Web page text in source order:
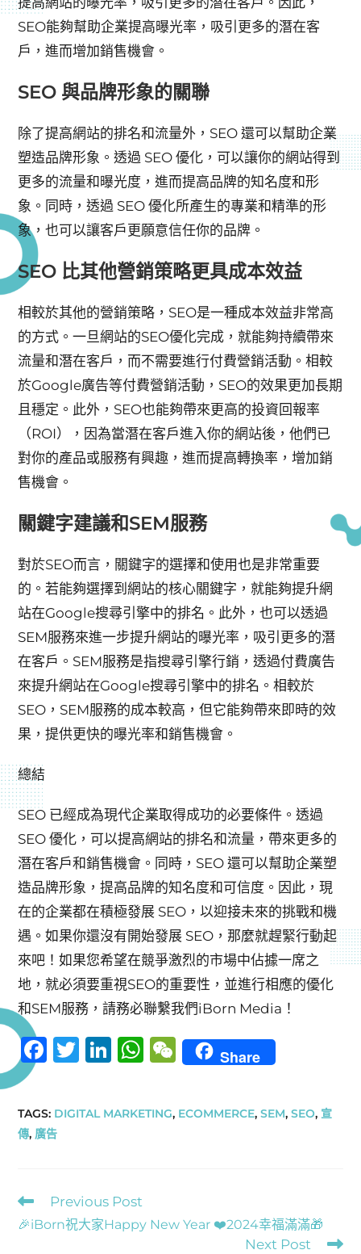
SEO能夠幫助企業提高曝光率，吸引更多的潛在客
戶，進而增加銷售機會。
SEO 與品牌形象的關聯
除了提高網站的排名和流量外，SEO 還可以幫助企業
塑造品牌形象。透過 SEO 優化，可以讓你的網站得到
更多的流量和曝光度，進而提高品牌的知名度和形
象。同時，透過 SEO 優化所產生的專業和精準的形
象，也可以讓客戶更願意信任你的品牌。
SEO 比其他營銷策略更具成本效益
相較於其他的營銷策略，SEO是一種成本效益非常高
的方式。一旦網站的SEO優化完成，就能夠持續帶來
流量和潛在客戶，而不需要進行付費營銷活動。相較
於Google廣告等付費營銷活動，SEO的效果更加長期
且穩定。此外，SEO也能夠帶來更高的投資回報率
（ROI），因為當潛在客戶進入你的網站後，他們已
對你的產品或服務有興趣，進而提高轉換率，增加銷
售機會。
關鍵字建議和SEM服務
對於SEO而言，關鍵字的選擇和使用也是非常重要
的。若能夠選擇到網站的核心關鍵字，就能夠提升網
站在Google搜尋引擎中的排名。此外，也可以透過
SEM服務來進一步提升網站的曝光率，吸引更多的潛
在客戶。SEM服務是指搜尋引擎行銷，透過付費廣告
來提升網站在Google搜尋引擎中的排名。相較於
SEO，SEM服務的成本較高，但它能夠帶來即時的效
果，提供更快的曝光率和銷售機會。
總結
SEO 已經成為現代企業取得成功的必要條件。透過
SEO 優化，可以提高網站的排名和流量，帶來更多的
潛在客戶和銷售機會。同時，SEO 還可以幫助企業塑
造品牌形象，提高品牌的知名度和可信度。因此，現
在的企業都在積極發展 SEO，以迎接未來的挑戰和機
遇。如果你還沒有開始發展 SEO，那麼就趕緊行動起
來吧！如果您希望在競爭激烈的市場中佔據一席之
地，就必須要重視SEO的重要性，並進行相應的優化
和SEM服務，請務必聯繫我們iBorn Media！
F
c
e
o
k
T
it
te
Li
k
e
W
at
s
W
e
C
h
Share
TAGS: DIGITAL MARKETING, ECOMMERCE, SEM, SEO, 宣
傳, 廣告
Previous Post
🎉iBorn祝大家Happy New Year ❤️2024幸福滿滿🎁
Next Post